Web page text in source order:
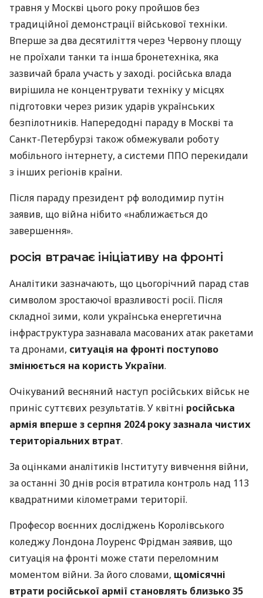
травня у Москві цього року пройшов без
традиційної демонстрації військової техніки.
Вперше за два десятиліття через Червону площу
не проїхали танки та інша бронетехніка, яка
зазвичай брала участь у заході. російська влада
вирішила не концентрувати техніку у місцях
підготовки через ризик ударів українських
безпілотників. Напередодні параду в Москві та
Санкт-Петербурзі також обмежували роботу
мобільного інтернету, а системи ППО перекидали
з інших регіонів країни.
Після параду президент рф володимир путін
заявив, що війна нібито «наближається до
завершення».
росія втрачає ініціативу на фронті
Аналітики зазначають, що цьогорічний парад став
символом зростаючої вразливості росії. Після
складної зими, коли українська енергетична
інфраструктура зазнавала масованих атак ракетами
та дронами, ситуація на фронті поступово
змінюється на користь України.
Очікуваний весняний наступ російських військ не
приніс суттєвих результатів. У квітні російська
армія вперше з серпня 2024 року зазнала чистих
територіальних втрат.
За оцінками аналітиків Інституту вивчення війни,
за останні 30 днів росія втратила контроль над 113
квадратними кілометрами території.
Професор воєнних досліджень Королівського
коледжу Лондона Лоуренс Фрідман заявив, що
ситуація на фронті може стати переломним
моментом війни. За його словами, щомісячні
втрати російської армії становлять близько 35